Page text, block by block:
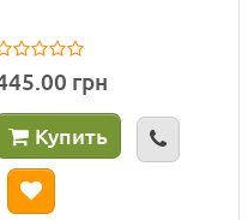
грн
Купить